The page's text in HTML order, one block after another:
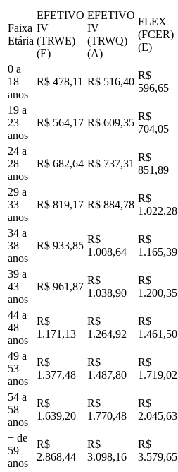
Faixa
Etária
EFETIVO
IV
(TRWE)
(E)
EFETIVO
IV
(TRWQ)
(A)
FLEX
(FCER)
(E)
0 a
18
anos
R$ 478,11 R$ 516,40
R$
596,65
19 a
23
anos
R$ 564,17 R$ 609,35
R$
704,05
24 a
28
anos
R$ 682,64 R$ 737,31
R$
851,89
29 a
33
anos
R$ 819,17 R$ 884,78
R$
1.022,28
34 a
38
anos
R$ 933,85
R$
1.008,64
R$
1.165,39
39 a
43
anos
R$ 961,87
R$
1.038,90
R$
1.200,35
44 a
48
anos
R$
1.171,13
R$
1.264,92
R$
1.461,50
49 a
53
anos
R$
1.377,48
R$
1.487,80
R$
1.719,02
54 a
58
anos
R$
1.639,20
R$
1.770,48
R$
2.045,63
+ de
59
anos
R$
2.868,44
R$
3.098,16
R$
3.579,65